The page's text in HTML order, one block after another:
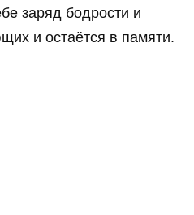
заряд бодрости и
и остаётся в памяти.